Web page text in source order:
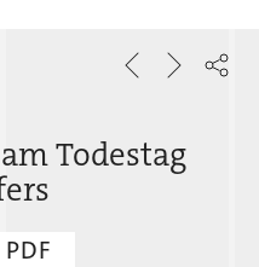
Todestag